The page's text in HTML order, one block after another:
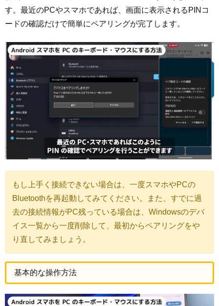
す。最近のPCやスマホであれば、画面に表示されるPINコ
ードの確認だけで簡単にペアリングが完了します。
もし上手く接続できない場合は、一度スマホやPCの
Bluetoothを再起動してみてください。また、すでに過
去の接続情報がPC残っている場合は、Windowsのデバ
イス一覧から一度削除して、最初からペアリングをや
り直してみましょう。
基本的な操作方法